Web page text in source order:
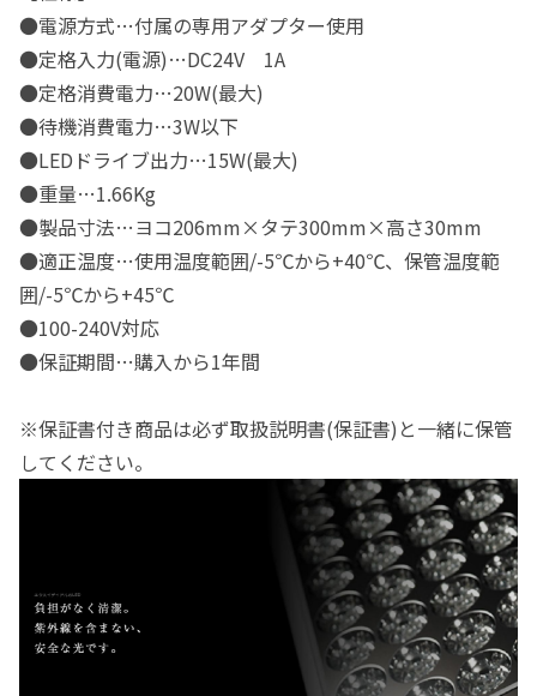
●電源方式…付属の専用アダプター使用
●定格入力(電源)…DC24V 1A
●定格消費電力…20W(最大)
●待機消費電力…3W以下
●LEDドライブ出力…15W(最大)
●重量…1.66Kg
●製品寸法…ヨコ206mm×タテ300mm×高さ30mm
●適正温度…使用温度範囲/-5℃から+40℃、保管温度範
囲/-5℃から+45℃
●100-240V対応
●保証期間…購入から1年間
※保証書付き商品は必ず取扱説明書(保証書)と一緒に保管
してください。